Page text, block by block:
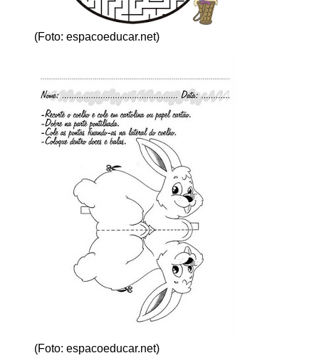
(Foto: espacoeducar.net)
(Foto: espacoeducar.net)